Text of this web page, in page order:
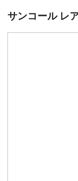
サンコール レ